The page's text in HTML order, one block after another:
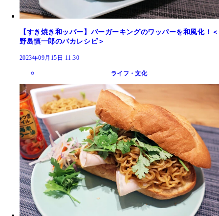
【すき焼き和ッパー】バーガーキングのワッパーを和風化！＜
野島慎一郎のバカレシピ＞
2023年09月15日 11:30
ライフ・文化